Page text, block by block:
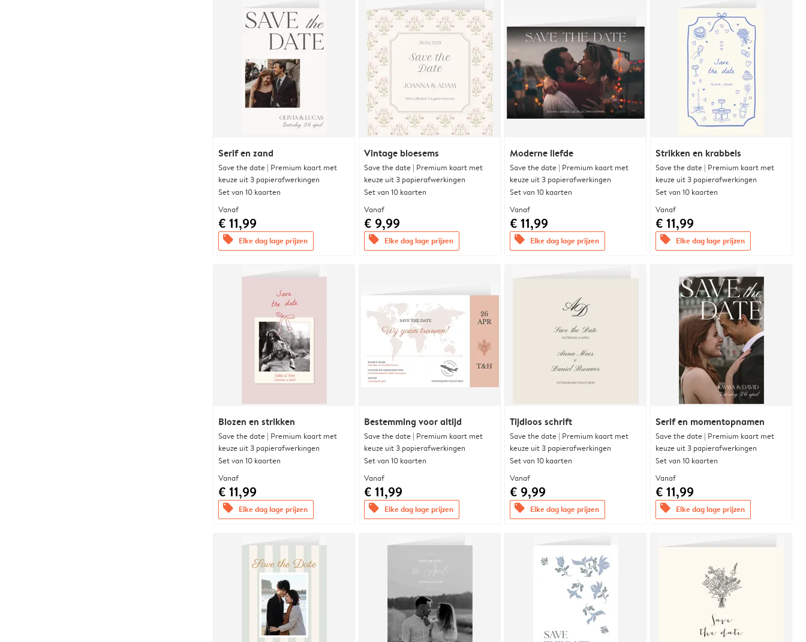
Serif en zand
Save the date | Premium kaart met
keuze uit 3 papierafwerkingen
Set van 10 kaarten
Vanaf
€ 11,99
offers Elke dag lage prijzen
Vintage bloesems
Save the date | Premium kaart met
keuze uit 3 papierafwerkingen
Set van 10 kaarten
Vanaf
€ 9,99
offers Elke dag lage prijzen
Moderne liefde
Save the date | Premium kaart met
keuze uit 3 papierafwerkingen
Set van 10 kaarten
Vanaf
€ 11,99
offers Elke dag lage prijzen
Strikken en krabbels
Save the date | Premium kaart met
keuze uit 3 papierafwerkingen
Set van 10 kaarten
Vanaf
€ 11,99
offers Elke dag lage prijzen
Blozen en strikken
Save the date | Premium kaart met
keuze uit 3 papierafwerkingen
Set van 10 kaarten
Vanaf
€ 11,99
offers Elke dag lage prijzen
Bestemming voor altijd
Save the date | Premium kaart met
keuze uit 3 papierafwerkingen
Set van 10 kaarten
Vanaf
€ 11,99
offers Elke dag lage prijzen
Tijdloos schrift
Save the date | Premium kaart met
keuze uit 3 papierafwerkingen
Set van 10 kaarten
Vanaf
€ 9,99
offers Elke dag lage prijzen
Serif en momentopnamen
Save the date | Premium kaart met
keuze uit 3 papierafwerkingen
Set van 10 kaarten
Vanaf
€ 11,99
offers Elke dag lage prijzen